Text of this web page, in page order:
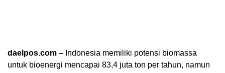
daelpos.com – Indonesia memiliki potensi biomassa
untuk bioenergi mencapai 83,4 juta ton per tahun, namun